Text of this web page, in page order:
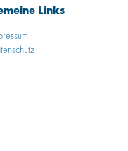
Links